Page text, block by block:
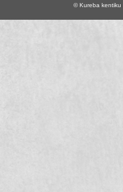
© Kureba kentiku